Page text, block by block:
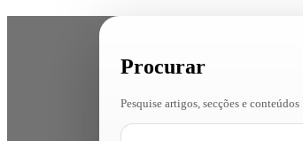
Procurar
Pesquise artigos, secções e conteúdos